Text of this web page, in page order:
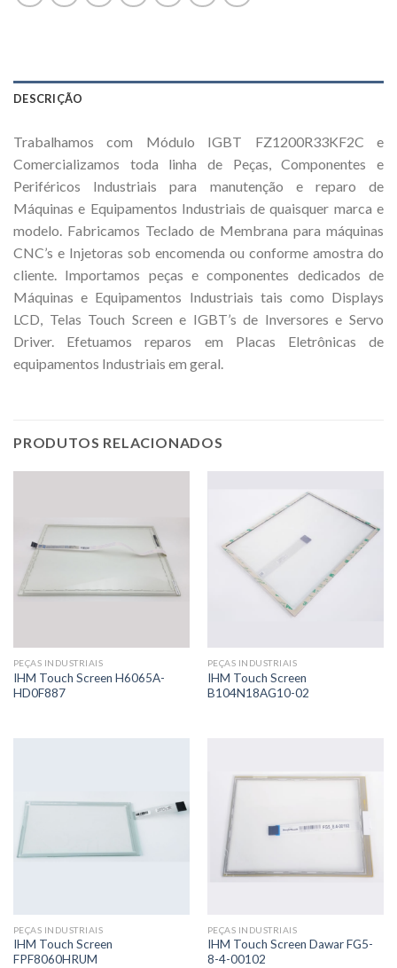
DESCRIÇÃO
Trabalhamos com Módulo IGBT FZ1200R33KF2C e
Comercializamos toda linha de Peças, Componentes e
Periféricos Industriais para manutenção e reparo de
Máquinas e Equipamentos Industriais de quaisquer marca e
modelo. Fabricamos Teclado de Membrana para máquinas
CNC’s e Injetoras sob encomenda ou conforme amostra do
cliente. Importamos peças e componentes dedicados de
Máquinas e Equipamentos Industriais tais como Displays
LCD, Telas Touch Screen e IGBT’s de Inversores e Servo
Driver. Efetuamos reparos em Placas Eletrônicas de
equipamentos Industriais em geral.
PRODUTOS RELACIONADOS
PEÇAS INDUSTRIAIS
IHM Touch Screen H6065A-
HD0F887
PEÇAS INDUSTRIAIS
IHM Touch Screen
B104N18AG10-02
PEÇAS INDUSTRIAIS
IHM Touch Screen
FPF8060HRUM
PEÇAS INDUSTRIAIS
IHM Touch Screen Dawar FG5-
8-4-00102